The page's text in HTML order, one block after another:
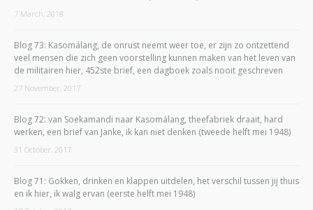
7 March, 2018
Blog 73: Kasomálang, de onrust neemt weer toe, er zijn zo ontzettend
veel mensen die zich geen voorstelling kunnen maken van het leven van
de militairen hier, 452ste brief, een dagboek zoals nooit geschreven
27 November, 2017
Blog 72: van Soekamandi naar Kasomálang, theefabriek draait, hard
werken, een brief van Janke, ik kan niet denken (tweede helft mei 1948)
31 October, 2017
Blog 71: Gokken, drinken en klappen uitdelen, het verschil tussen jij thuis
en ik hier, ik walg ervan (eerste helft mei 1948)